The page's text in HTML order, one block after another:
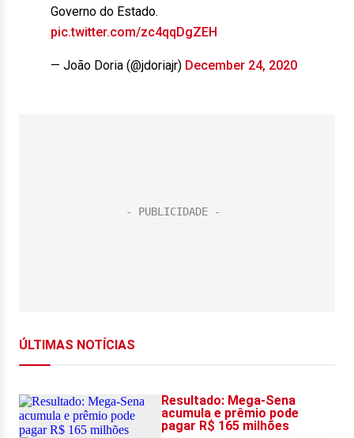
Governo do Estado.
pic.twitter.com/zc4qqDgZEH
— João Doria (@jdoriajr) December 24, 2020